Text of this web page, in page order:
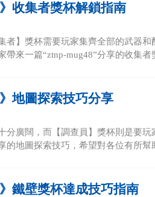
收集者獎杯解鎖指南
者】獎杯需要玩家集齊全部的武器
帶來一篇“ztnp-mug48”分享的收集
地圖探索技巧分享
分廣闊，而【調查員】獎杯則是要
的地圖探索技巧，希望對各位有所
鐵壁獎杯達成技巧指南